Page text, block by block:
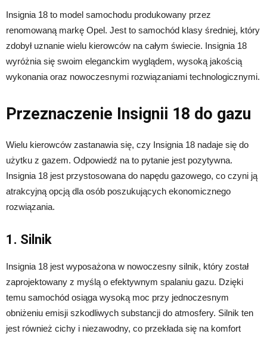
Insignia 18 to model samochodu produkowany przez
renomowaną markę Opel. Jest to samochód klasy średniej, który
zdobył uznanie wielu kierowców na całym świecie. Insignia 18
wyróżnia się swoim eleganckim wyglądem, wysoką jakością
wykonania oraz nowoczesnymi rozwiązaniami technologicznymi.
Przeznaczenie Insignii 18 do gazu
Wielu kierowców zastanawia się, czy Insignia 18 nadaje się do
użytku z gazem. Odpowiedź na to pytanie jest pozytywna.
Insignia 18 jest przystosowana do napędu gazowego, co czyni ją
atrakcyjną opcją dla osób poszukujących ekonomicznego
rozwiązania.
1. Silnik
Insignia 18 jest wyposażona w nowoczesny silnik, który został
zaprojektowany z myślą o efektywnym spalaniu gazu. Dzięki
temu samochód osiąga wysoką moc przy jednoczesnym
obniżeniu emisji szkodliwych substancji do atmosfery. Silnik ten
jest również cichy i niezawodny, co przekłada się na komfort